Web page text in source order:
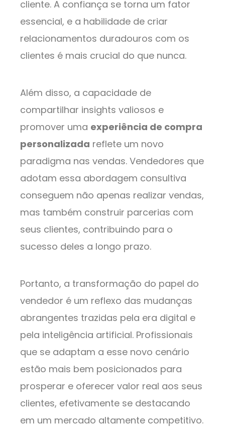
cliente. A confiança se torna um fator
essencial, e a habilidade de criar
relacionamentos duradouros com os
clientes é mais crucial do que nunca.
Além disso, a capacidade de
compartilhar insights valiosos e
promover uma experiência de compra
personalizada reflete um novo
paradigma nas vendas. Vendedores que
adotam essa abordagem consultiva
conseguem não apenas realizar vendas,
mas também construir parcerias com
seus clientes, contribuindo para o
sucesso deles a longo prazo.
Portanto, a transformação do papel do
vendedor é um reflexo das mudanças
abrangentes trazidas pela era digital e
pela inteligência artificial. Profissionais
que se adaptam a esse novo cenário
estão mais bem posicionados para
prosperar e oferecer valor real aos seus
clientes, efetivamente se destacando
em um mercado altamente competitivo.